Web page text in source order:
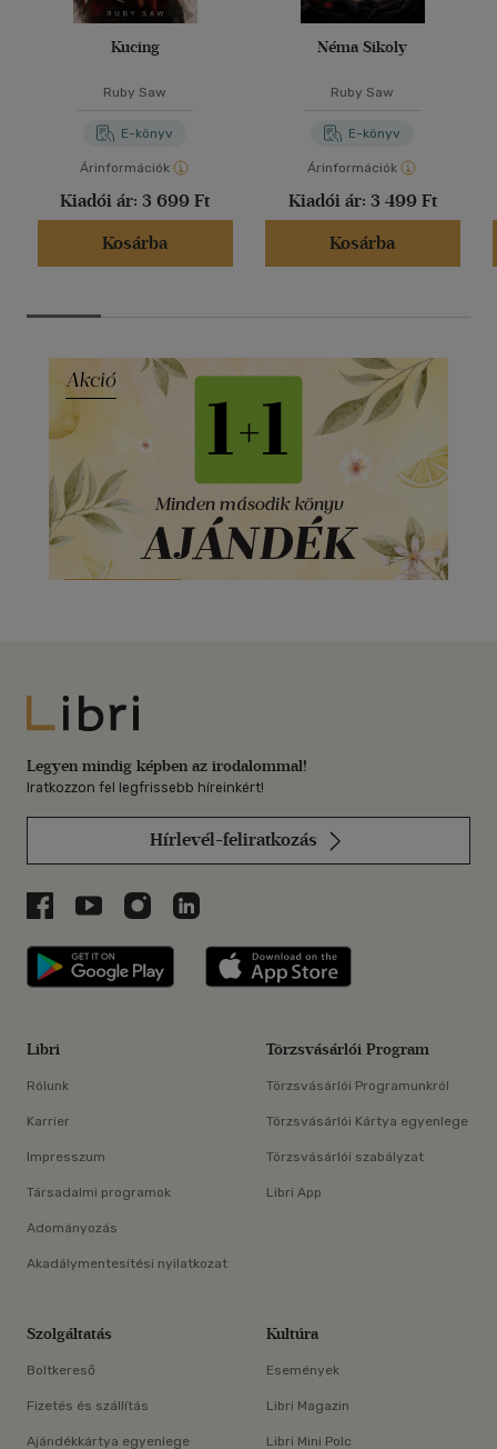
Kucing
Ruby Saw
E-könyv
Árinformációk
Kiadói ár: 3 699 Ft
Kosárba
Néma Sikoly
Ruby Saw
E-könyv
Árinformációk
Kiadói ár: 3 499 Ft
Kosárba
Libri
Legyen mindig képben az irodalommal!
Iratkozzon fel legfrissebb híreinkért!
Hírlevél-feliratkozás
Libri a Facebookon
Libri a Youtube-on
Libri az Instagramon
Libri a LinkedInen
Libri applikáció Szerezd meg: Google
Libri
Rólunk
Karrier
Impresszum
Társadalmi programok
Adományozás
Akadálymentesítési nyilatkozat
Törzsvásárlói Program
Törzsvásárlói Programunkról
Törzsvásárlói Kártya egyenlege
Törzsvásárlói szabályzat
Libri App
Szolgáltatás
Boltkereső
Fizetés és szállítás
Ajándékkártya egyenlege
Kultúra
Események
Libri Magazin
Libri Mini Polc